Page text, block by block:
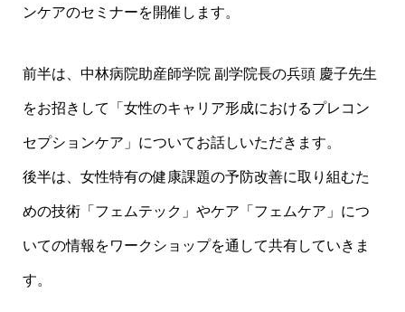
ンケアのセミナーを開催します。
前半は、中林病院助産師学院 副学院長の兵頭 慶子先生
をお招きして「女性のキャリア形成におけるプレコン
セプションケア」についてお話しいただきます。
後半は、女性特有の健康課題の予防改善に取り組むた
めの技術「フェムテック」やケア「フェムケア」につ
いての情報をワークショップを通して共有していきま
す。